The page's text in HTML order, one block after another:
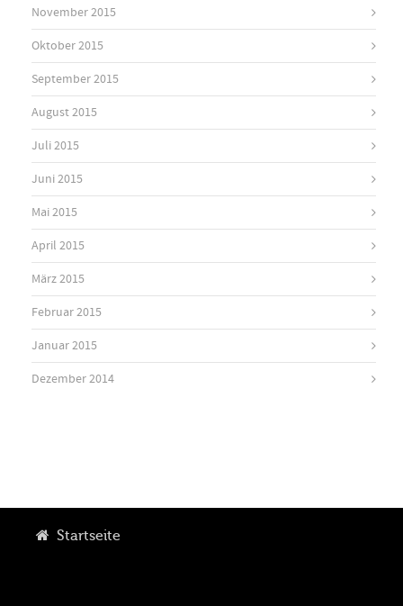
November 2015
Oktober 2015
September 2015
August 2015
Juli 2015
Juni 2015
Mai 2015
April 2015
März 2015
Februar 2015
Januar 2015
Dezember 2014
Startseite